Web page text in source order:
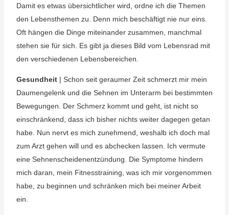
Damit es etwas übersichtlicher wird, ordne ich die Themen
den Lebensthemen zu. Denn mich beschäftigt nie nur eins.
Oft hängen die Dinge miteinander zusammen, manchmal
stehen sie für sich. Es gibt ja dieses Bild vom Lebensrad mit
den verschiedenen Lebensbereichen.
Gesundheit | Schon seit geraumer Zeit schmerzt mir mein
Daumengelenk und die Sehnen im Unterarm bei bestimmten
Bewegungen. Der Schmerz kommt und geht, ist nicht so
einschränkend, dass ich bisher nichts weiter dagegen getan
habe. Nun nervt es mich zunehmend, weshalb ich doch mal
zum Arzt gehen will und es abchecken lassen. Ich vermute
eine Sehnenscheidenentzündung. Die Symptome hindern
mich daran, mein Fitnesstraining, was ich mir vorgenommen
habe, zu beginnen und schränken mich bei meiner Arbeit
ein.